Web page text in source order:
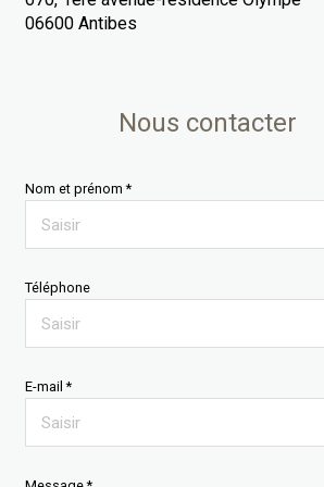
06600 Antibes
Nous contacter
Nom et prénom *
Téléphone
E-mail *